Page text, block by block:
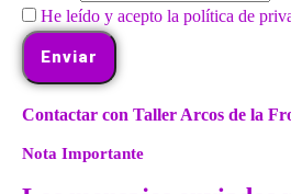
He leído y acepto la política de
Enviar
Contactar con Taller Arcos de la
Nota Importante